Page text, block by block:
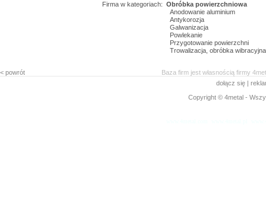
Firma w kategoriach: Obróbka powierzchniowa
Anodowanie aluminium
Antykorozja
Galwanizacja
Powlekanie
Przygotowanie powierzchni
Trowalizacja, obróbka wibracyjna
< powrót
Baza firm jest własnością firmy
dołącz się |
Copyright © 4metal -